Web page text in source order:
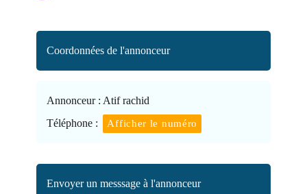
Coordonnées de l'annonceur
Annonceur : Atif rachid
Téléphone :
Afficher le numéro
Envoyer un messsage à l'annonceur